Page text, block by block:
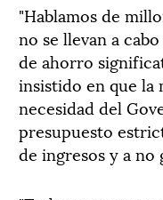
"Hablamos de
no se llevan a
de ahorro
insistido en que la
necesidad del
presupuesto
de ingresos y a